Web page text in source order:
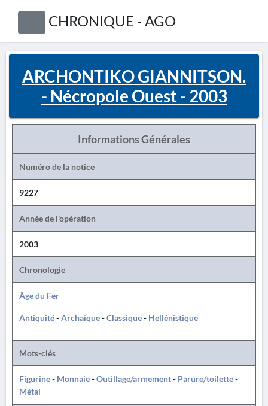
CHRONIQUE - AGO
ARCHONTIKO GIANNITSON.
- Nécropole Ouest - 2003
Informations Générales
Numéro de la notice
9227
Année de l'opération
2003
Chronologie
Âge du Fer
Antiquité-Archaïque-Classique- Hellénistique
Mots-clés
Figurine- Monnaie-Outillage/armement- Parure/toilette-
Métal